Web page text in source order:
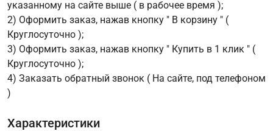
указанному на сайте выше ( в рабочее время );
2) Оформить заказ, нажав кнопку " В корзину " (
Круглосуточно );
3) Оформить заказ, нажав кнопку " Купить в 1 клик " (
Круглосуточно );
4) Заказать обратный звонок ( На сайте, под телефоном
)
Характеристики